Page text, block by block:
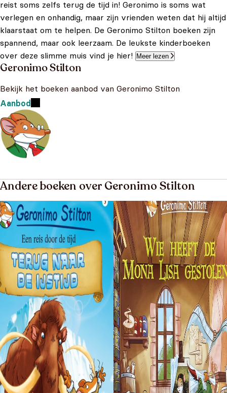
reist soms zelfs terug de tijd in! Geronimo is soms wat
verlegen en onhandig, maar zijn vrienden weten dat hij altijd
klaarstaat om te helpen. De Geronimo Stilton boeken zijn
spannend, maar ook leerzaam. De leukste kinderboeken
over deze slimme muis vind je hier!
Meer lezen
Geronimo Stilton
Bekijk het boeken aanbod van Geronimo Stilton
Aanbod
Andere boeken over Geronimo Stilton